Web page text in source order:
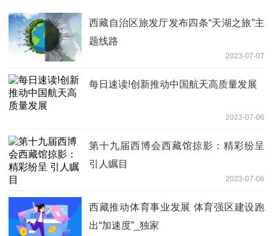
西藏自治区旅发厅发布四条“天湖之旅”主
题线路
2023-07-07
每日速读!创新推动中国航天高质量发展
2023-07-06
第十九届西博会西藏馆掠影：精彩纷呈
引人瞩目
2023-07-06
西藏推动体育事业发展 体育强区建设跑
出“加速度”_独家